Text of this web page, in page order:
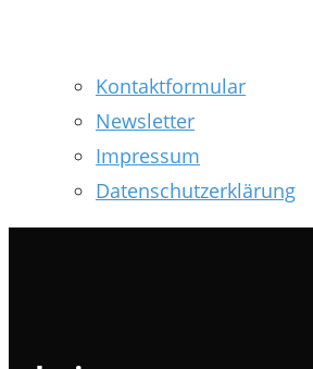
Kontaktformular
Newsletter
Impressum
Datenschutzerklärung